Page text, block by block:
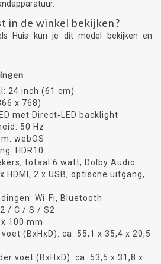
in de winkel bekijken?
Huis kun je dit model bekijken en
24 inch (61 cm)
x 768)
met Direct‑LED backlight
50 Hz
webOS
HDR10
totaal 6 watt, Dolby Audio
HDMI, 2 x USB, optische uitgang,
Wi‑Fi, Bluetooth
/ C / S / S2
100 mm
(BxHxD): ca. 55,1 x 35,4 x 20,5
voet (BxHxD): ca. 53,5 x 31,8 x